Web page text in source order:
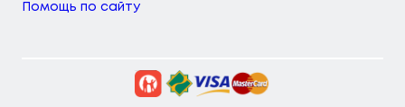
Помощь по сайту